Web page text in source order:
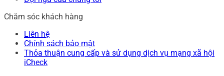
Chăm sóc khách hàng
Liên hệ
Chính sách bảo mật
Thỏa thuận cung cấp và sử dụng dịch vụ mạng xã hội
iCheck